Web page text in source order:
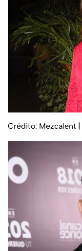
Crédito: Mezcalent |